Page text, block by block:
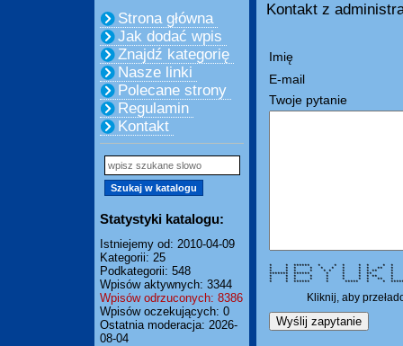
Strona główna
Jak dodać wpis
Znajdź kategorię
Nasze linki
Polecane strony
Regulamin
Kontakt
Statystyki katalogu:
Istniejemy od: 2010-04-09
Kategorii: 25
Podkategorii: 548
Wpisów aktywnych: 3344
Wpisów odrzuconych: 8386
Wpisów oczekujących: 0
Ostatnia moderacja: 2026-
08-04
Kontakt z
Imię
E-mail
Twoje pytanie
* * ****** * * * * *
* * * * * * * * * **
* * * * * * * * * **
******* ****** * * * **
* * * * * * * * ** *
* * * * * * * * **
* * ****** * ***** * *
Kliknij, aby